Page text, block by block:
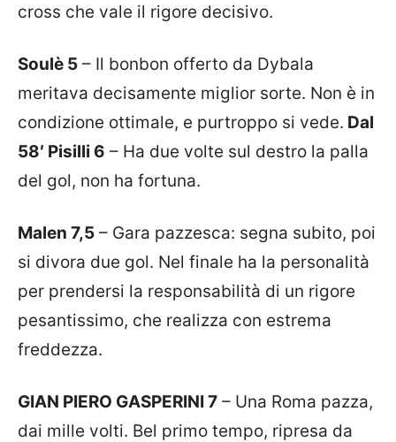
cross che vale il rigore decisivo.
Soulè 5 – Il bonbon offerto da Dybala
meritava decisamente miglior sorte. Non è in
condizione ottimale, e purtroppo si vede. Dal
58′ Pisilli 6 – Ha due volte sul destro la palla
del gol, non ha fortuna.
Malen 7,5 – Gara pazzesca: segna subito, poi
si divora due gol. Nel finale ha la personalità
per prendersi la responsabilità di un rigore
pesantissimo, che realizza con estrema
freddezza.
GIAN PIERO GASPERINI 7 – Una Roma pazza,
dai mille volti. Bel primo tempo, ripresa da